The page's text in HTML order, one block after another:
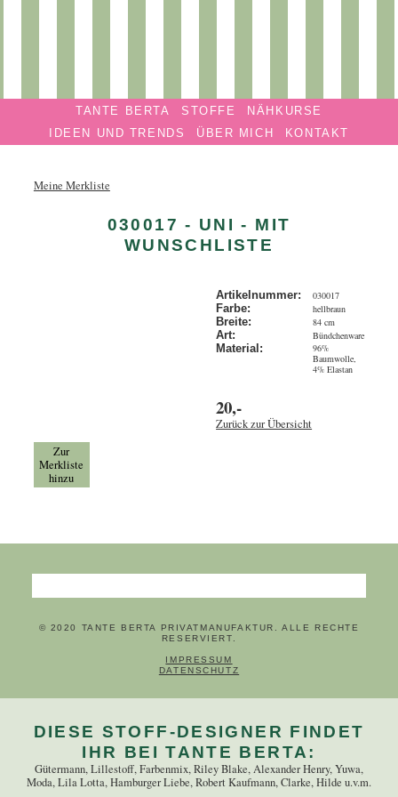
BERTA
Privatmanufaktur
Navigation überspringenTANTE BERTA STOFFE
NÄHKURSE
IDEEN UND TRENDS
ÜBER MICH KONTAKT
Meine Merkliste
030017 - UNI - MIT
WUNSCHLISTE
Artikelnummer:
030017
Farbe:
hellbraun
Breite:
84 cm
Art:
Bündchenware
Material:
96%
Baumwolle,
4% Elastan
20,-
Zurück zur Übersicht
Zur
Merkliste
hinzu
Suchbegriffe
© 2020 TANTE BERTA PRIVATMANUFAKTUR. ALLE RECHTE
RESERVIERT.
NAVIGATION ÜBERSPRINGEN
IMPRESSUM
DATENSCHUTZ
DIESE STOFF-DESIGNER FINDET
IHR BEI TANTE BERTA:
Gütermann, Lillestoff, Farbenmix, Riley Blake, Alexander Henry, Yuwa,
Moda, Lila Lotta, Hamburger Liebe, Robert Kaufmann, Clarke, Hilde u.v.m.